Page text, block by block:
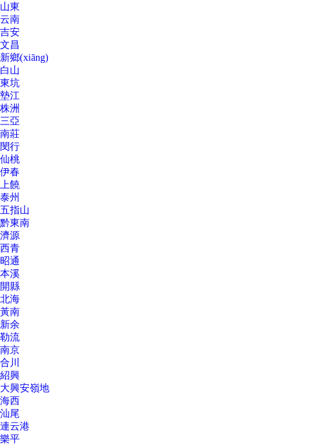
山東
云南
吉安
文昌
新鄉(xiāng)
白山
東坑
墊江
株洲
三亞
南莊
閔行
仙桃
伊春
上饒
泰州
五指山
黔東南
濟源
西青
昭通
本溪
開縣
北海
黃南
新余
勒流
南京
合川
紹興
大興安嶺地
海西
汕尾
連云港
樂平